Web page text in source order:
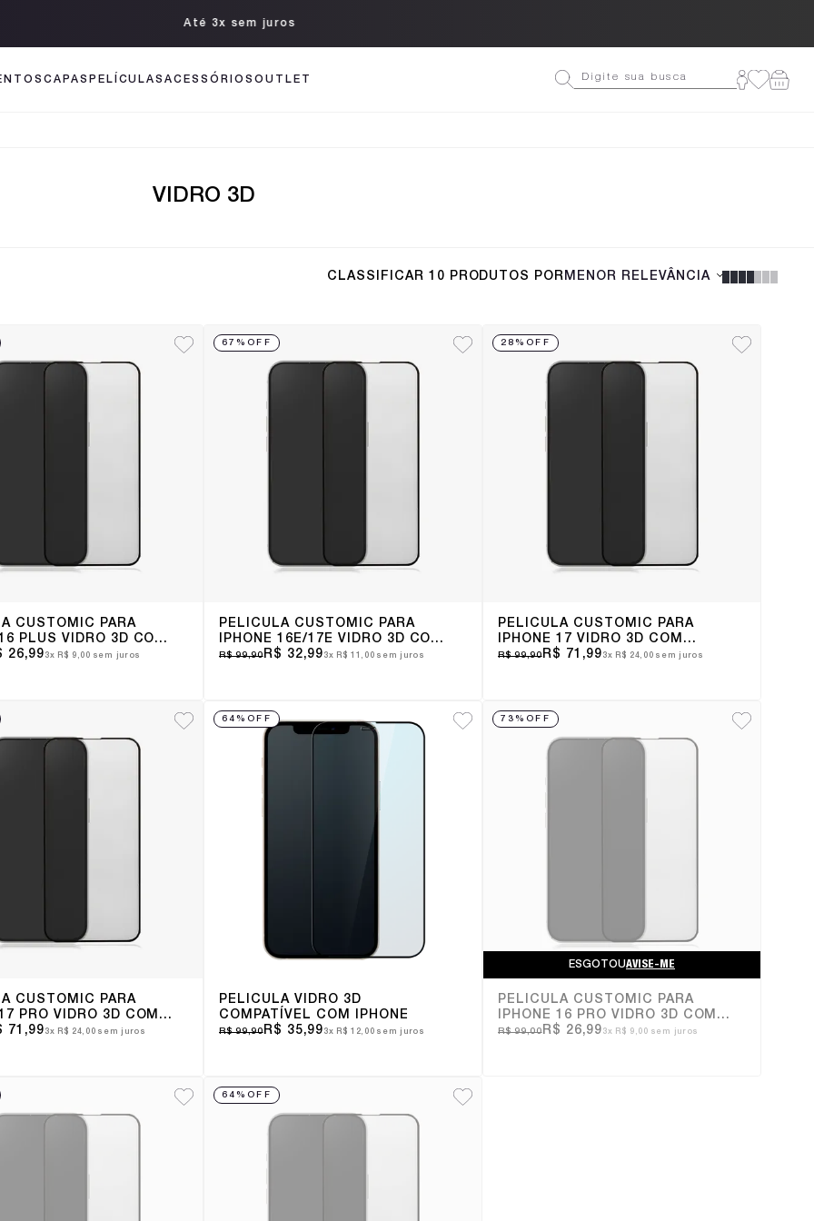
Até 3x sem juros
CAPAS PELÍCULASACESSÓRIOS OUTLET
VIDRO 3D
CLASSIFICAR 10 PRODUTOS POR MENOR RELEVÂNCIA
CUSTOMIC PARA
PLUS VIDRO 3D COM
26,99 3x R$ 9,00 sem juros
67%OFF
PELÍCULA CUSTOMIC PARA
IPHONE 16E/17E VIDRO 3D COM
BORDA
R$ 99,90R$ 32,99 3x R$ 11,00 sem juros
28%OFF
PELÍCULA CUSTOMIC PARA
IPHONE 17 VIDRO 3D COM
BORDA
R$ 99,90R$ 71,99 3x R$ 24,00 sem juros
CUSTOMIC PARA
PRO VIDRO 3D COM
71,99 3x R$ 24,00 sem juros
64%OFF
PELÍCULA VIDRO 3D
COMPATÍVEL COM IPHONE
R$ 99,90R$ 35,99 3x R$ 12,00 sem juros
73%OFF
ESGOTOUAVISE-ME
PELÍCULA CUSTOMIC PARA
IPHONE 16 PRO VIDRO 3D COM
BORDA
R$ 99,00R$ 26,99 3x R$ 9,00 sem juros
64%OFF